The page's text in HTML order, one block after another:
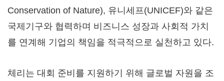
Conservation of Nature), 유니세프(UNICEF)와 같은
국제기구와 협력하며 비즈니스 성장과 사회적 가치
를 연계해 기업의 책임을 적극적으로 실천하고 있다.
체리는 대회 준비를 지원하기 위해 글로벌 자원을 조